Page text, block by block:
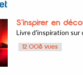
S'inspirer en
Livre d'inspiration sur
12 008 vues